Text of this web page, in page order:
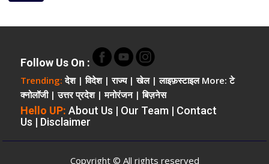
है
से
सकते
Follow Us On :
Trending: देश|विदेश|राज्य|खेल|लाइफ़स्टाइल More:टे
क्नोलॉजी|उत्तर प्रदेश| मनोरंजन|बिज़नेस
Hello UP: About Us | Our Team | Contact
Us | Disclaimer
Copyright © All rights reserved